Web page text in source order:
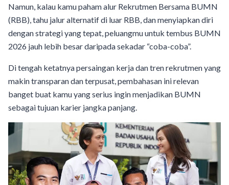
Namun, kalau kamu paham alur Rekrutmen Bersama BUMN
(RBB), tahu jalur alternatif di luar RBB, dan menyiapkan diri
dengan strategi yang tepat, peluangmu untuk tembus BUMN
2026 jauh lebih besar daripada sekadar “coba-coba”.
Di tengah ketatnya persaingan kerja dan tren rekrutmen yang
makin transparan dan terpusat, pembahasan ini relevan
banget buat kamu yang serius ingin menjadikan BUMN
sebagai tujuan karier jangka panjang.